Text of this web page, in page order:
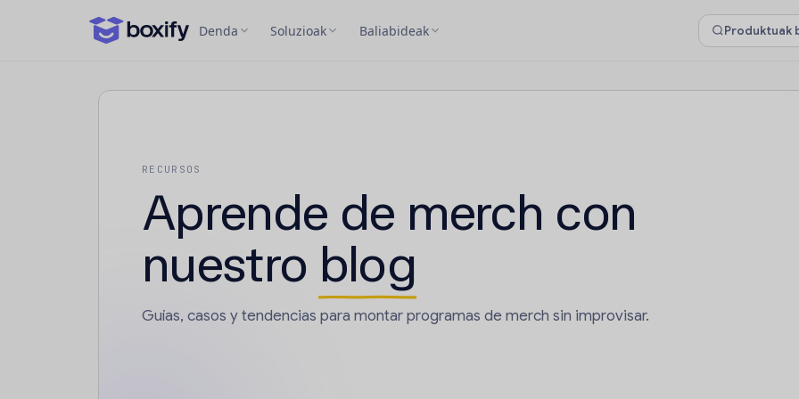
Denda Soluzioak Baliabideak
RECURSOS
Aprende de merch con
nuestro blog
Guías, casos y tendencias para montar programas de merch sin improvisar.